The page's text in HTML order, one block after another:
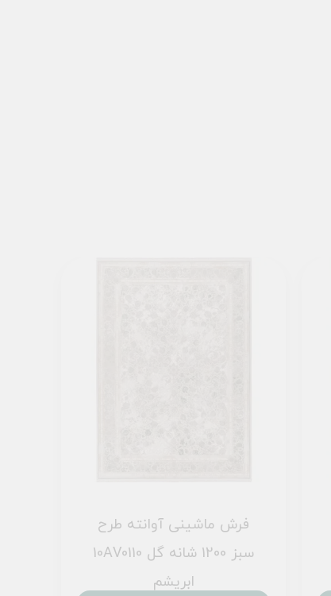
فرش ماشینی آوانته طرح
10AV0110 سبز 1200 شانه گل
ابریشم